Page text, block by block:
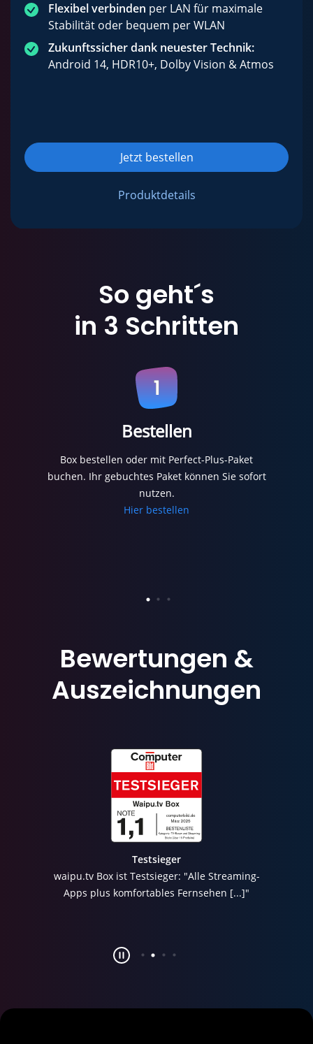
Flexibel verbinden per LAN für maximale
Stabilität oder bequem per WLAN
Zukunftssicher dank neuester Technik:
Android 14, HDR10+, Dolby Vision & Atmos
Jetzt bestellen
Produktdetails
So geht´s
in 3 Schritten
Bestellen
Box bestellen oder mit Perfect-Plus-Paket
buchen. Ihr gebuchtes Paket können Sie sofort
nutzen.
Hier bestellen
Bewertungen &
Auszeichnungen
Testsieger
waipu.tv Box ist Testsieger: "Alle Streaming-
Apps plus komfortables Fernsehen [...]"